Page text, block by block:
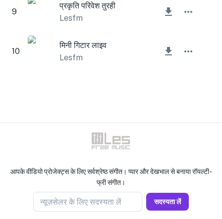
9
प्रकृति परिवेश तुरही
Lesfm
10
मिनी गिटार लाइव
Lesfm
आपके वीडियो प्रोजेक्ट्स के लिए सर्वश्रेष्ठ संगीत। प्यार और देखभाल से बनाया रॉयल्टी-
फ्री संगीत।
न्यूज़सेलर के लिए सदस्यता लें सदस्यता लें